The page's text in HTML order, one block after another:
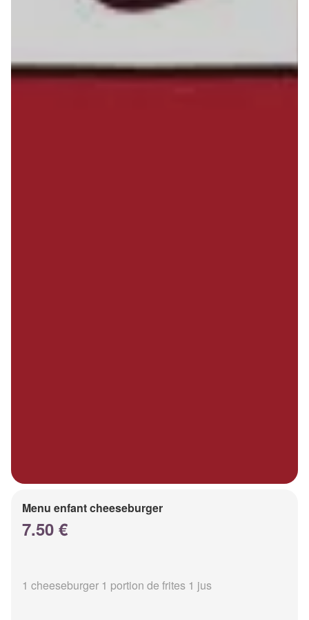
Menu enfant cheeseburger
7.50 €
1 cheeseburger 1 portion de frites 1 jus